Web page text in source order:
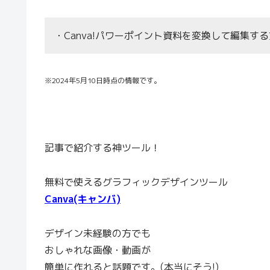
・Canva!パワーポイント資料を変換して編集す
※2024年5月10日時点の情報です。
記事で紹介する神ツール！
無料で使えるグラフィックデザインツール
Canva(キャンバ)
デザイン未経験の方でも
おしゃれな画像・動画が
簡単に作れると話題です。(本当にそう!)